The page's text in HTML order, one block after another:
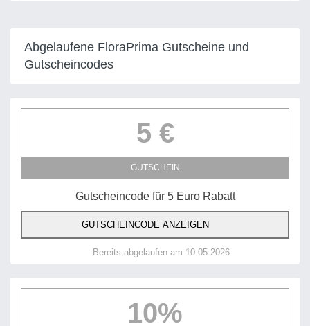
Abgelaufene FloraPrima Gutscheine und
Gutscheincodes
5 €
GUTSCHEIN
Gutscheincode für 5 Euro Rabatt
GUTSCHEINCODE ANZEIGEN
Bereits abgelaufen am 10.05.2026
10%